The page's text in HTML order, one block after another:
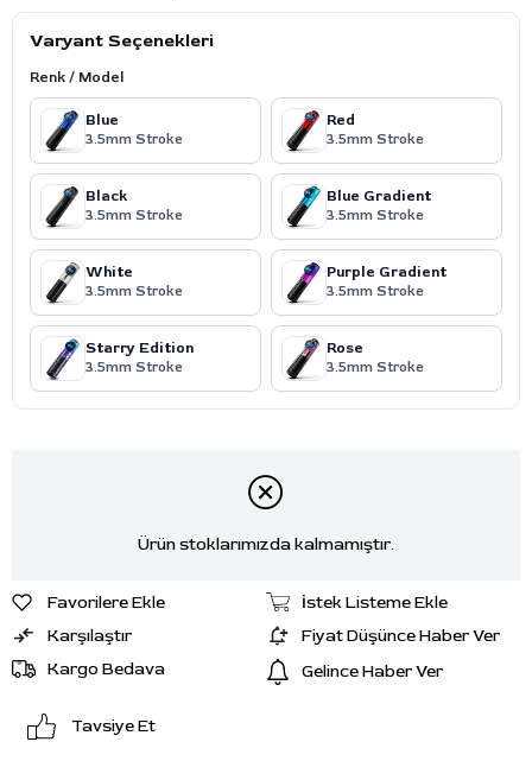
Varyant Seçenekleri
Renk / Model
Blue
3.5mm Stroke
Red
3.5mm Stroke
Black
3.5mm Stroke
Blue Gradient
3.5mm Stroke
White
3.5mm Stroke
Purple Gradient
3.5mm Stroke
Starry Edition
3.5mm Stroke
Rose
3.5mm Stroke
Ürün stoklarımızda kalmamıştır.
Favorilere Ekle
İstek Listeme Ekle
Karşılaştır
Fiyat Düşünce Haber Ver
Kargo Bedava
Gelince Haber Ver
Tavsiye Et